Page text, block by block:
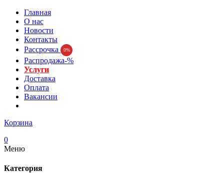
Главная
О нас
Новости
Контакты
Рассрочка
0%
Распродажа-%
Услуги
Доставка
Оплата
Вакансии
Корзина
0
Меню
Категория